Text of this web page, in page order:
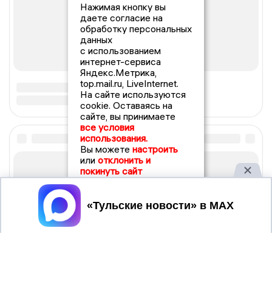
Нажимая кнопку вы
даете согласие на
обработку персональных
данных
с использованием
интернет-сервиса
Яндекс.Метрика,
top.mail.ru, LiveInternet.
На сайте используются
cookie. Оставаясь на
сайте, вы принимаете
все условия
использования.
Вы можете настроить
или отклонить и
покинуть сайт
Принять